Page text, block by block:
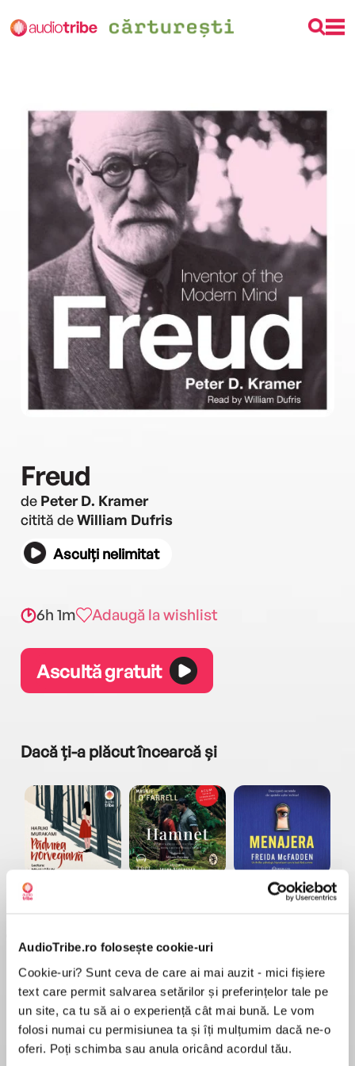
AudioTribe.ro folosește cookie-uri
Cookie-uri? Sunt ceva de care ai mai auzit - mici fișiere
text care permit salvarea setărilor și preferințelor tale pe
un site, ca tu să ai o experiență cât mai bună. Le vom
folosi numai cu permisiunea ta și îți mulțumim dacă ne-o
oferi. Poți schimba sau anula oricând acordul tău.
Freud
de Peter D. Kramer
citită deWilliam Dufris
Asculți nelimitat
6h 1m Adaugă la wishlist
Ascultă gratuit
Dacă ți-a plăcut încearcă și
Pădurea norvegiană
Elita de Argint (Elita
de...
Dani Francis
Diavolul se îmbracă de
la...
Lauren Weisberger
Menajera
Freida McFadden
Migdală
Sohn Won-pyung